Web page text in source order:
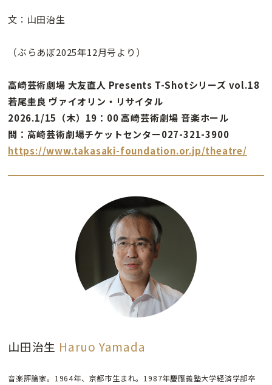
文：山田治生
（ぶらあぼ2025年12月号より）
高崎芸術劇場 大友直人 Presents T-Shotシリーズ vol.18
若尾圭良 ヴァイオリン・リサイタル
2026.1/15（木）19：00 高崎芸術劇場 音楽ホール
問：高崎芸術劇場チケットセンター027-321-3900
https://www.takasaki-foundation.or.jp/theatre/
山田治生 Haruo Yamada
音楽評論家。1964年、京都市生まれ。1987年慶應義塾大学経済学部卒